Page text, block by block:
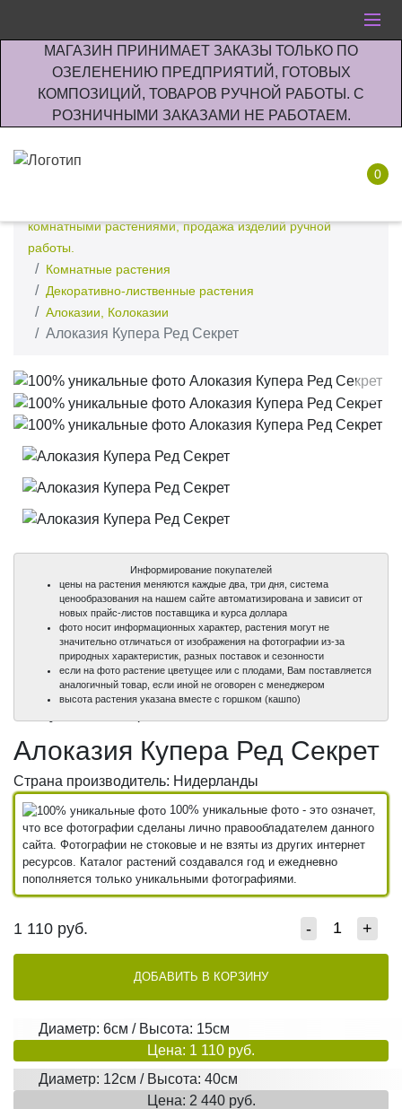
МАГАЗИН ПРИНИМАЕТ ЗАКАЗЫ ТОЛЬКО ПО
ОЗЕЛЕНЕНИЮ ПРЕДПРИЯТИЙ, ГОТОВЫХ
КОМПОЗИЦИЙ, ТОВАРОВ РУЧНОЙ РАБОТЫ. С
РОЗНИЧНЫМИ ЗАКАЗАМИ НЕ РАБОТАЕМ.
0
комнатными растениями, продажа изделий ручной
работы.
Комнатные растения
Декоративно-лиственные растения
Алоказии, Колоказии
Алоказия Купера Ред Секрет
100%
100%
100%
Информирование покупателей
цены на растения меняются каждые два, три дня, система
ценообразования на нашем сайте автоматизирована и зависит от
новых прайс-листов поставщика и курса доллара
фото носит информационных характер, растения могут не
значительно отличаться от изображения на фотографии из-за
природных характеристик, разных поставок и сезонности
если на фото растение цветущее или с плодами, Вам поставляется
аналогичный товар, если иной не оговорен с менеджером
высота растения указана вместе с горшком (кашпо)
Алоказия Купера Ред Секрет
Страна производитель: Нидерланды
100% уникальные фото - это означет,
что все фотографии сделаны лично правообладателем данного
сайта. Фотографии не стоковые и не взяты из других интернет
ресурсов. Каталог растений создавался год и ежедневно
пополняется только уникальными фотографиями.
1 110 руб. - +
ДОБАВИТЬ В КОРЗИНУ
Диаметр: 6см / Высота: 15см
Цена: 1 110 руб.
Диаметр: 12см / Высота: 40см
Цена: 2 440 руб.